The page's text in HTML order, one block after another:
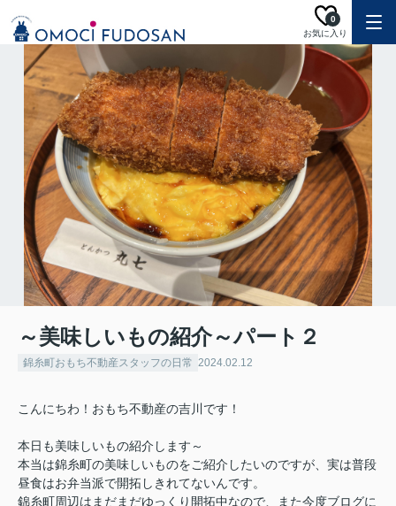
お気に入り
0
～美味しいもの紹介～パート２
錦糸町おもち不動産スタッフの日常 2024.02.12
こんにちわ！おもち不動産の吉川です！
本日も美味しいもの紹介します～
本当は錦糸町の美味しいものをご紹介したいのですが、実は普段
昼食はお弁当派で開拓しきれてないんです。
錦糸町周辺はまだまだゆっくり開拓中なので、また今度ブログに